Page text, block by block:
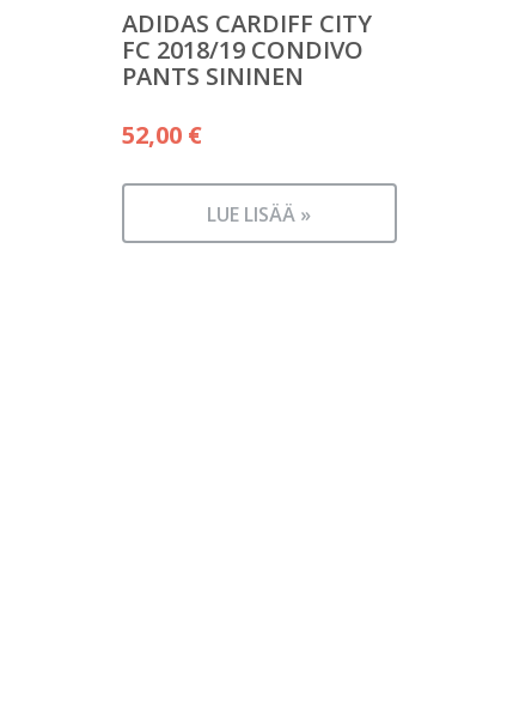
ADIDAS CARDIFF CITY
FC 2018/19 CONDIVO
PANTS SININEN
52,00 €
LUE LISÄÄ »